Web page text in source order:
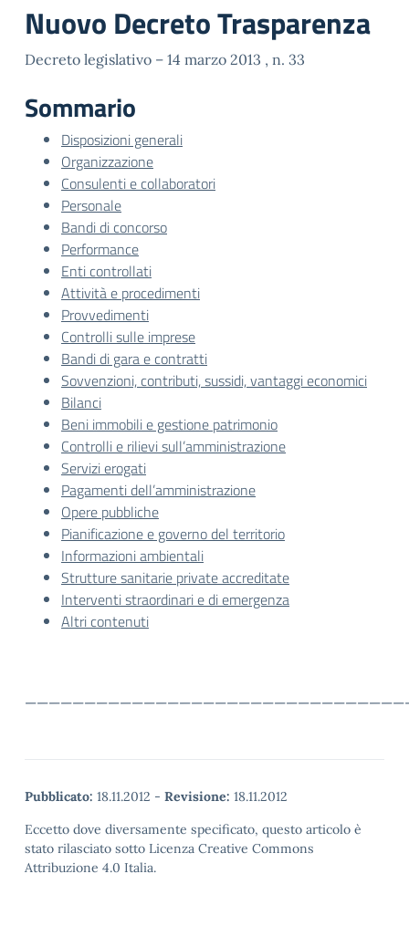
Nuovo Decreto Trasparenza
Decreto legislativo – 14 marzo 2013 , n. 33
Sommario
Disposizioni generali
Organizzazione
Consulenti e collaboratori
Personale
Bandi di concorso
Performance
Enti controllati
Attività e procedimenti
Provvedimenti
Controlli sulle imprese
Bandi di gara e contratti
Sovvenzioni, contributi, sussidi, vantaggi economici
Bilanci
Beni immobili e gestione patrimonio
Controlli e rilievi sull’amministrazione
Servizi erogati
Pagamenti dell’amministrazione
Opere pubbliche
Pianificazione e governo del territorio
Informazioni ambientali
Strutture sanitarie private accreditate
Interventi straordinari e di emergenza
Altri contenuti
Pubblicato: 18.11.2012 - Revisione: 18.11.2012
Eccetto dove diversamente specificato, questo articolo è
stato rilasciato sotto Licenza Creative Commons
Attribuzione 4.0 Italia.